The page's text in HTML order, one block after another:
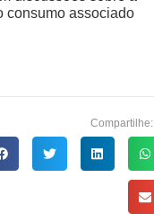
consumo associado
Compartilhe: